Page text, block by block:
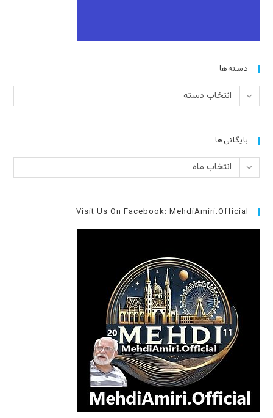
دسته‌ها
دسته‌ها انتخاب دسته
بایگانی‌ها
بایگانی‌هاانتخاب ماه
Visit Us On Facebook: MehdiAmiri.Official